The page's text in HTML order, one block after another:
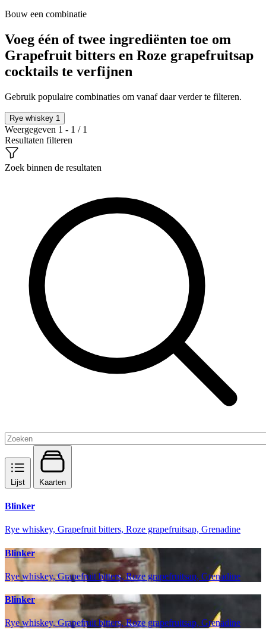
Bouw een combinatie
Voeg één of twee ingrediënten toe om
Grapefruit bitters en Roze grapefruitsap
cocktails te verfijnen
Gebruik populaire combinaties om vanaf daar verder te filteren.
Rye whiskey 1
Weergegeven 1 - 1 / 1
Resultaten filteren
Zoek binnen de resultaten
Lijst Kaarten
Blinker
Rye whiskey, Grapefruit bitters, Roze grapefruitsap, Grenadine
Blinker
Rye whiskey, Grapefruit bitters, Roze grapefruitsap, Grenadine
Blinker
Rye whiskey, Grapefruit bitters, Roze grapefruitsap, Grenadine